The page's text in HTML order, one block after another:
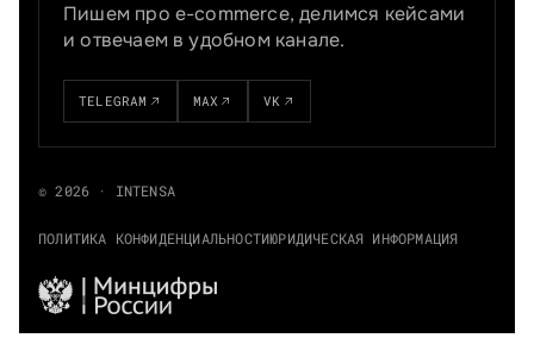
Пишем про e-commerce, делимся кейсами
и отвечаем в удобном канале.
TELEGRAM MAX VK
© 2026 · INTENSA
ПОЛИТИКА КОНФИДЕНЦИАЛЬНОСТИЮРИДИЧЕСКАЯ ИНФОРМАЦИЯ